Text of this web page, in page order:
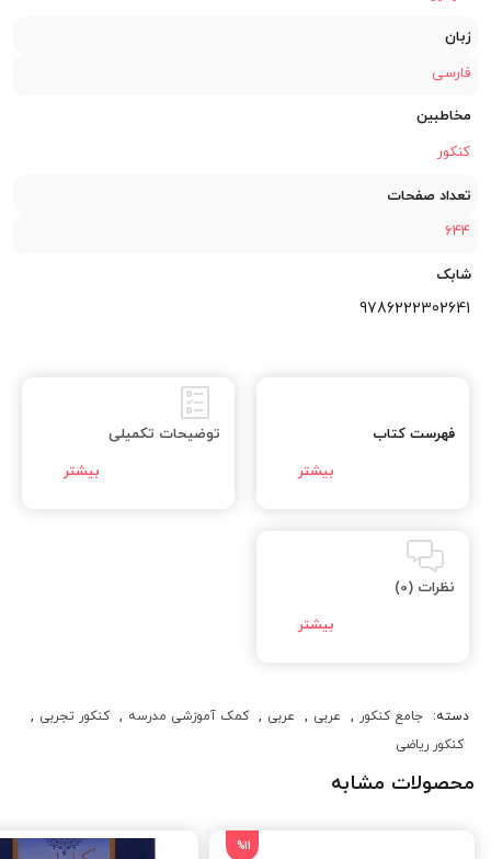
زبان
فارسی
مخاطبین
کنکور
تعداد صفحات
644
شابک
9786222302641
فهرست کتاب توضیحات تکمیلی
نظرات (0)
دسته: جامع کنکور , عربی , عربی , کمک آموزشی مدرسه , کنکور تجربی ,
کنکور ریاضی
محصولات مشابه